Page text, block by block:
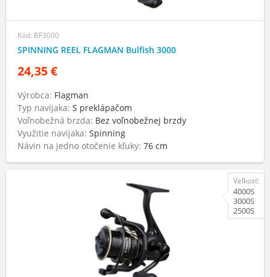
Kód: BF3000
SPINNING REEL FLAGMAN Bulfish 3000
24,35 €
Výrobca: Flagman
Typ navijaka: S preklápačom
Voľnobežná brzda: Bez voľnobežnej brzdy
Využitie navijaka: Spinning
Návin na jedno otočenie kľuky: 76 cm
Veľkosť:
4000S
3000S
2500S